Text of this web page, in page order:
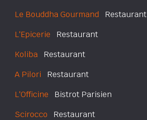
Le Bouddha Gourmand Restaurant
L'Epicerie Restaurant
Koliba Restaurant
A Pilori Restaurant
L'Officine Bistrot Parisien
Scirocco Restaurant